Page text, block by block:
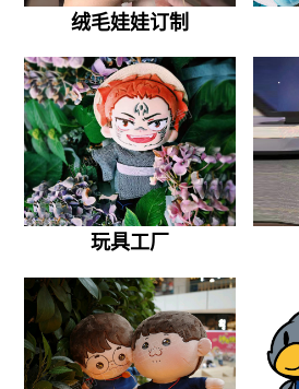
绒毛娃娃订制
玩具工厂